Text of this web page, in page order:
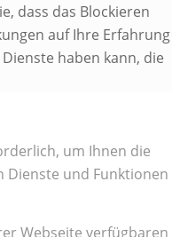
dass das Blockieren
auf Ihre Erfahrung
haben kann, die
um Ihnen die
Dienste und Funktionen
Webseite verfügbaren